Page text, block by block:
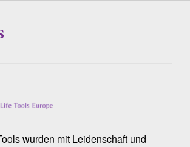
wurden mit Leidenschaft und